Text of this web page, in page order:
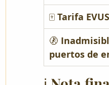
🀄 Tarifa
🚷
puertos de